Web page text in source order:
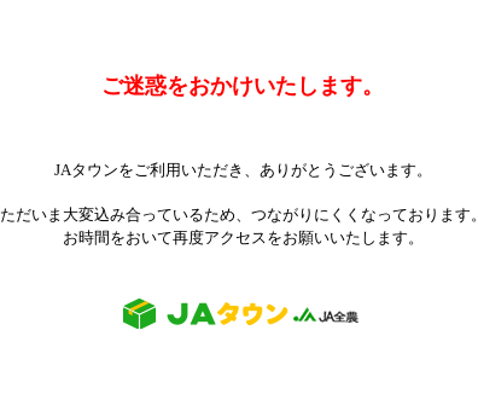
ご迷惑をおかけいたします。
JAタウンをご利用いただき、ありがとうございます。
ただいま大変込み合っているため、つながりにくくなっております。
お時間をおいて再度アクセスをお願いいたします。